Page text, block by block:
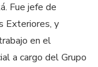
Fue jefe de
Exteriores, y
en el
a cargo del Grupo